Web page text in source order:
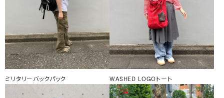
ミリタリーバックパック WASHED LOGOトート